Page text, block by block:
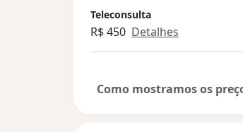
Teleconsulta
R$ 450 Detalhes
Como mostramos os